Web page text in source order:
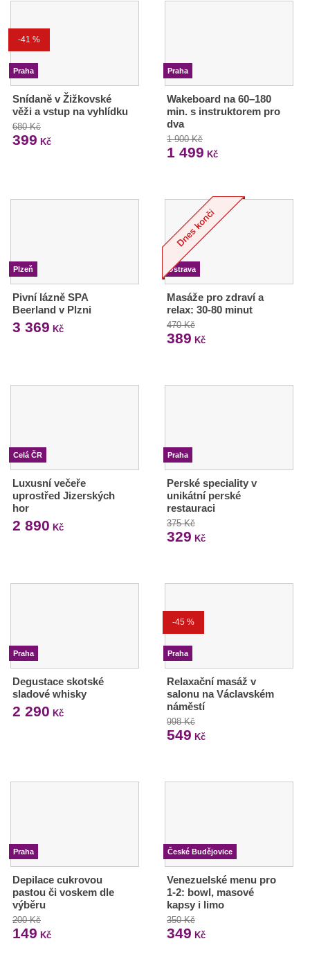
-41 %
Praha
Snídaně v Žižkovské
věži a vstup na vyhlídku
680 Kč
399 Kč
Praha
Wakeboard na 60–180
min. s instruktorem pro
dva
1 900 Kč
1 499 Kč
Plzeň
Pivní lázně SPA
Beerland v Plzni
3 369 Kč
Ostrava
Masáže pro zdraví a
relax: 30-80 minut
470 Kč
389 Kč
Celá ČR
Luxusní večeře
uprostřed Jizerských
hor
2 890 Kč
Praha
Perské speciality v
unikátní perské
restauraci
375 Kč
329 Kč
Praha
Degustace skotské
sladové whisky
2 290 Kč
-45 %
Praha
Relaxační masáž v
salonu na Václavském
náměstí
998 Kč
549 Kč
Praha
Depilace cukrovou
pastou či voskem dle
výběru
200 Kč
149 Kč
České Budějovice
Venezuelské menu pro
1-2: bowl, masové
kapsy i limo
350 Kč
349 Kč